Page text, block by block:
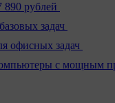
рублей
задач
офисных задач
с мощным